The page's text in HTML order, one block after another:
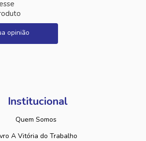
opinião
Institucional
Quem Somos
A Vitória do Trabalho